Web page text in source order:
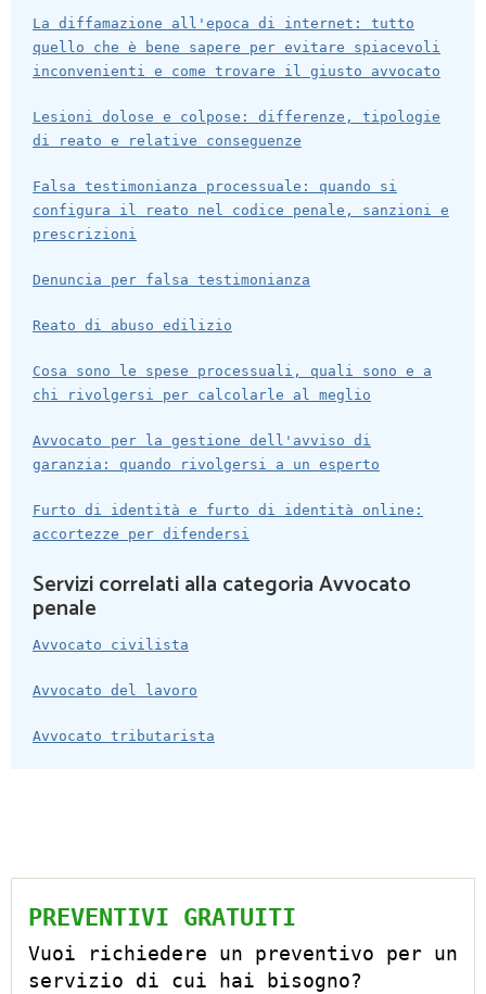
La diffamazione all'epoca di internet: tutto
quello che è bene sapere per evitare spiacevoli
inconvenienti e come trovare il giusto avvocato
Lesioni dolose e colpose: differenze, tipologie
di reato e relative conseguenze
Falsa testimonianza processuale: quando si
configura il reato nel codice penale, sanzioni e
prescrizioni
Denuncia per falsa testimonianza
Reato di abuso edilizio
Cosa sono le spese processuali, quali sono e a
chi rivolgersi per calcolarle al meglio
Avvocato per la gestione dell'avviso di
garanzia: quando rivolgersi a un esperto
Furto di identità e furto di identità online:
accortezze per difendersi
Servizi correlati alla categoria Avvocato
penale
Avvocato civilista
Avvocato del lavoro
Avvocato tributarista
PREVENTIVI GRATUITI
Vuoi richiedere un preventivo per un
servizio di cui hai bisogno?